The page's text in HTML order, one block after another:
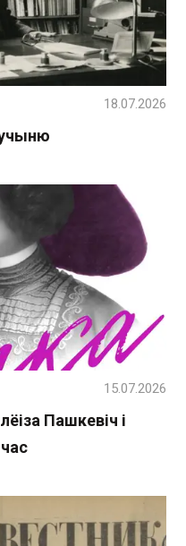
18.07.2026
Пашкевіч і
15.07.2026